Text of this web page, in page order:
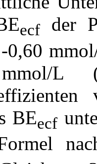
ecf
der
-0,60
L
BEecf